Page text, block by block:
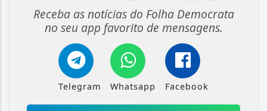
Receba as notícias do Folha Democrata
no seu app favorito de mensagens.
Telegram Whatsapp Facebook